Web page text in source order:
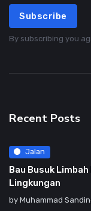
Subscribe
By subscribing you
Recent Posts
Jalan
Bau Busuk
Lingkungan
by Muhammad